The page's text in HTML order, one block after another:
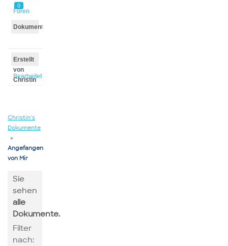
0
Foren
Dokumente
Erstellt
von
Christin
Bearbeitet
Christin’s
Dokumente
▸
Angefangen
von Mir
Sie
sehen
alle
Dokumente.
Filter
nach: